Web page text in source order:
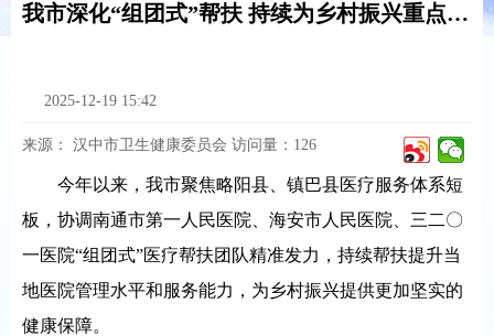
我市深化“组团式”帮扶 持续为乡村振兴重点帮扶县提供坚实健康保障
2025-12-19 15:42
来源： 汉中市卫生健康委员会 访问量： 126
今年以来，我市聚焦略阳县、镇巴县医疗服务体系短
板，协调南通市第一人民医院、海安市人民医院、三二〇
一医院“组团式”医疗帮扶团队精准发力，持续帮扶提升当
地医院管理水平和服务能力，为乡村振兴提供更加坚实的
健康保障。